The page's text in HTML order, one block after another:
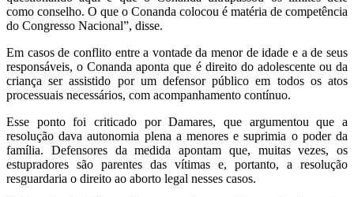
como conselho. O que o Conanda colocou é matéria de competência
do Congresso Nacional”, disse.
Em casos de conflito entre a vontade da menor de idade e a de seus
responsáveis, o Conanda aponta que é direito do adolescente ou da
criança ser assistido por um defensor público em todos os atos
processuais necessários, com acompanhamento contínuo.
Esse ponto foi criticado por Damares, que argumentou que a
resolução dava autonomia plena a menores e suprimia o poder da
família. Defensores da medida apontam que, muitas vezes, os
estupradores são parentes das vítimas e, portanto, a resolução
resguardaria o direito ao aborto legal nesses casos.